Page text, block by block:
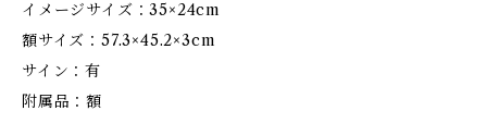
イメージサイズ：35×24cm
額サイズ：57.3×45.2×3cm
サイン：有
附属品：額